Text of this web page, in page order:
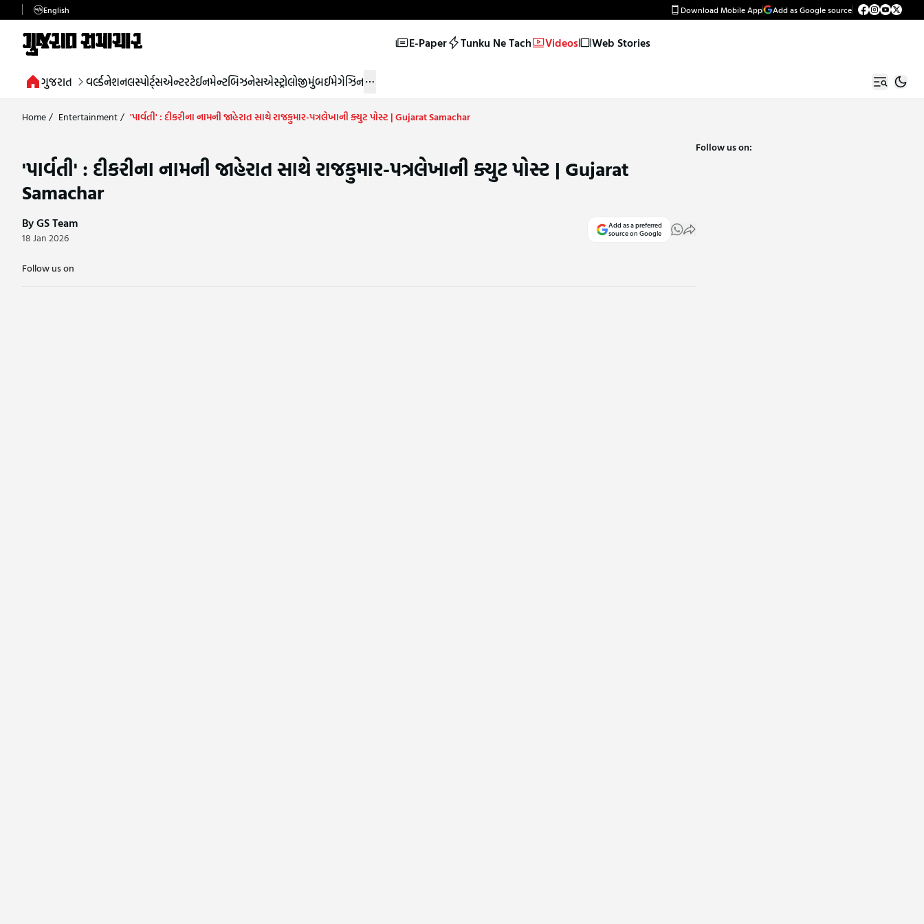
English Download Mobile App Add as Google source
E-Paper Tunku Ne Tach Videos Web Stories
ગુજરાત વર્લ્ડનેશનલસ્પોર્ટ્સએન્ટરટેઈનમેન્ટબિઝનેસએસ્ટ્રોલોજીમુંબઈમેગેઝિન
Home/ Entertainment/ 'પાર્વતી' : દીકરીના નામની જાહેરાત સાથે રાજકુમાર-પત્રલેખાની ક્યુટ પોસ્ટ | Gujarat Samachar
'પાર્વતી' : દીકરીના નામની જાહેરાત સાથે રાજકુમાર-પત્રલેખાની ક્યુટ પોસ્ટ | Gujarat
Samachar
By GS Team
18 Jan 2026
Add as a preferred
source on Google
Follow us on
Follow us on: